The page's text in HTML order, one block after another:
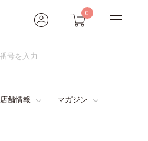
0
店舗情報 マガジン